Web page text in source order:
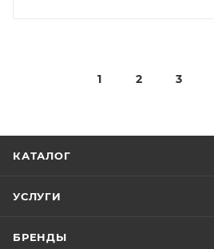
1 2 3
КАТАЛОГ
УСЛУГИ
БРЕНДЫ